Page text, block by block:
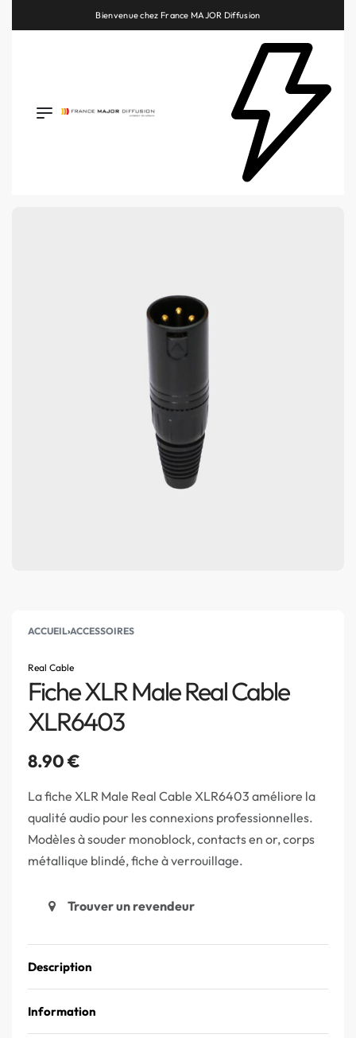
Retrouvez les plus belles marques de la HiFi, de l’intégration et du Home Cinéma
ACCUEIL›ACCESSOIRES
Real Cable
Fiche XLR Male Real Cable
XLR6403
8.90€
La fiche XLR Male Real Cable XLR6403 améliore la
qualité audio pour les connexions professionnelles.
Modèles à souder monoblock, contacts en or, corps
métallique blindé, fiche à verrouillage.
Trouver un revendeur
Description
Information